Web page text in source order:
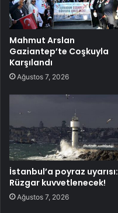
Mahmut Arslan
Gaziantep’te Coşkuyla
Karşılandı
Ağustos 7, 2026
İstanbul’a poyraz uyarısı:
Rüzgar kuvvetlenecek!
Ağustos 7, 2026